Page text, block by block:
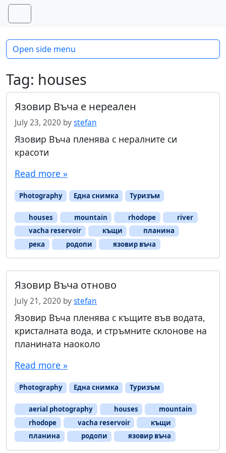
Skip to content
Skip to footer
Menu
Tag: houses
Язовир Въча е нереален
July 23, 2020 bystefan
Язовир Въча пленява с нералните си
красоти
Read more »
Photography Една снимка Туризъм
houses mountain rhodope
river
vacha reservoir
къщи
планина
река
родопи язовир въча
Язовир Въча отново
July 21, 2020 bystefan
Язовир Въча пленява с къщите във водата,
кристалната вода, и стръмните склонове на
планината наоколо
Read more »
Photography Една снимка Туризъм
aerial photography houses
mountain
rhodope
vacha reservoir
къщи
планина
родопи язовир въча
Open side menu